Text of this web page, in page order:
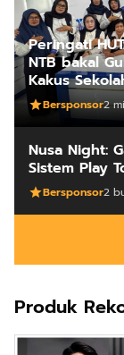
Peringati
NTB bakal
Kakus
Bersponsor2
Nusa Night:
Sistem Play
Bersponsor2
Produk